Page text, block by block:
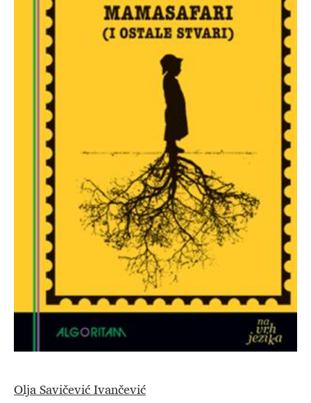
Olja Savičević Ivančević